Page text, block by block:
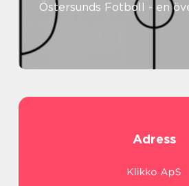
Östersunds Fotboll - en
Adress